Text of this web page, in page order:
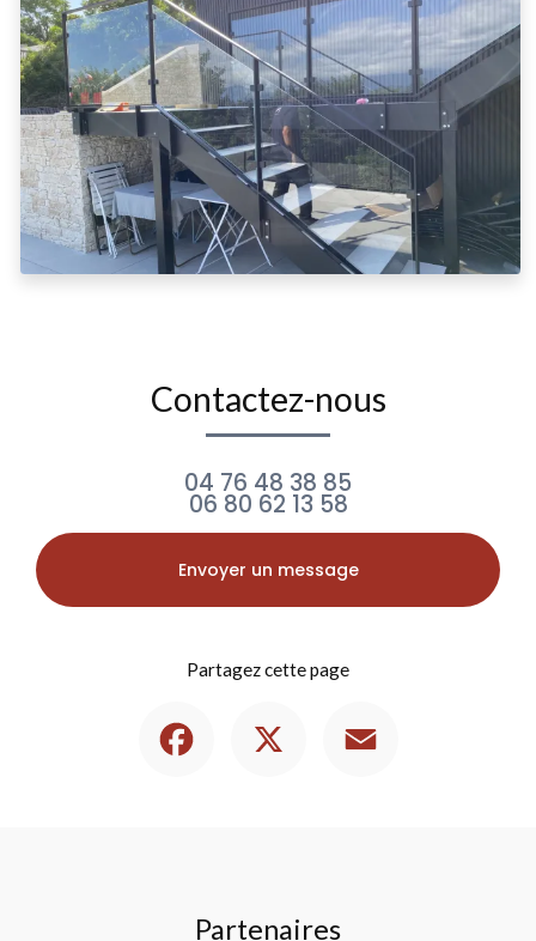
Contactez-nous
04 76 48 38 85
06 80 62 13 58
Envoyer un message
Partagez cette page
Partenaires